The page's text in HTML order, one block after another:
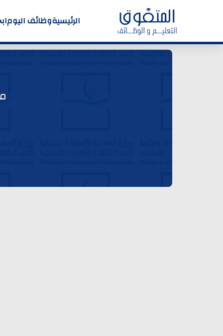
الرئيسيةوظائف اليوم